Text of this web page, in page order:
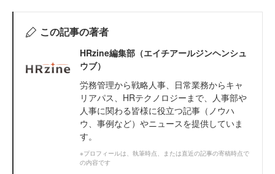
この記事の著者
HRzine編集部（エイチアールジンヘンシュ
ウブ）
労務管理から戦略人事、日常業務からキャ
リアパス、HRテクノロジーまで、人事部や
人事に関わる皆様に役立つ記事（ノウハ
ウ、事例など）やニュースを提供していま
す。
※プロフィールは、執筆時点、または直近の記事の寄稿時点で
の内容です